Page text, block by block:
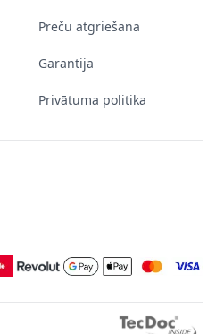
Preču atgriešana
Garantija
Privātuma politika